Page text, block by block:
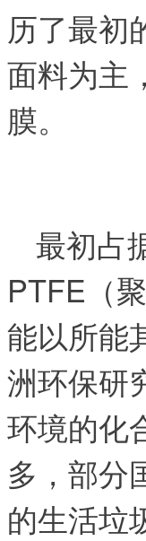
历了最初
面料为主
膜。
最初占
PTFE（
能以所能
洲环保研
环境的化
多，部分
的生活垃